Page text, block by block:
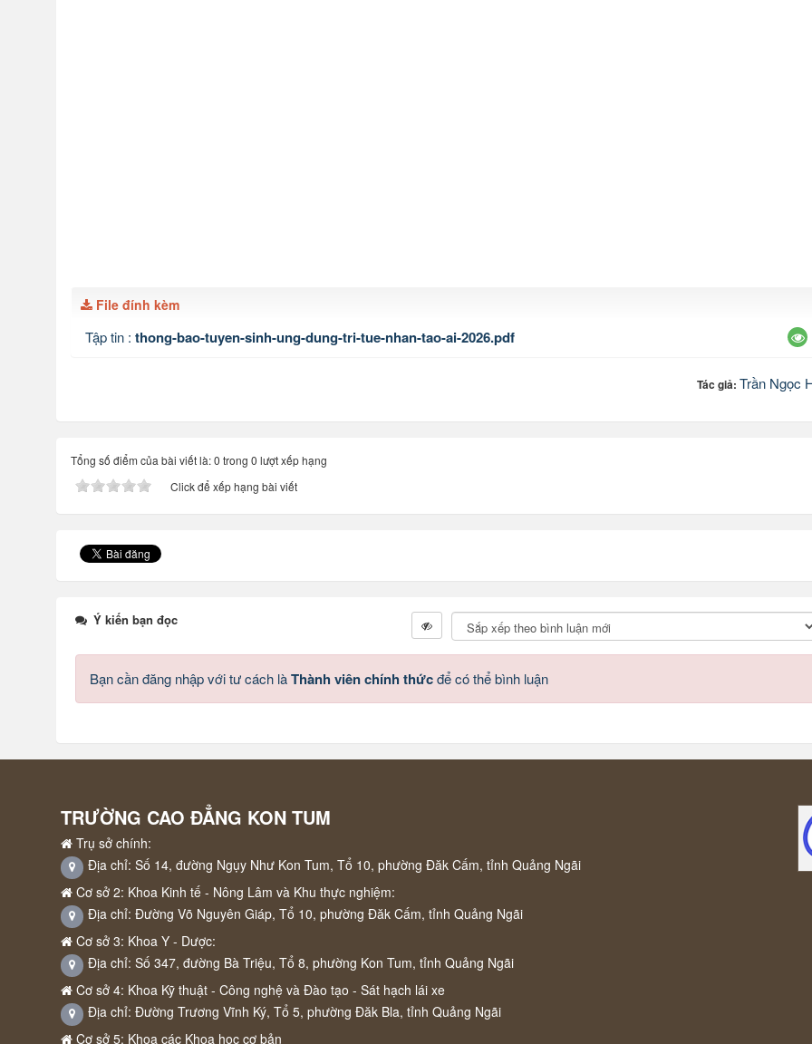
File đính kèm
Tập tin : thong-bao-tuyen-sinh-ung-dung-tri-tue-nhan-tao-ai-2026.pdf
Tác giả:Trần Ngọc
Tổng số điểm của bài viết là: 0 trong 0 lượt xếp hạng
Click để xếp hạng bài viết
Ý kiến bạn đọc
Bạn cần đăng nhập với tư cách làThành viên chính thứcđể có thể bình luận
TRƯỜNG CAO ĐẲNG KON TUM
Trụ sở chính:
Địa chỉ: Số 14, đường Ngụy Như Kon Tum, Tổ 10, phường Đăk Cấm, tỉnh Quảng Ngãi
Cơ sở 2: Khoa Kinh tế - Nông Lâm và Khu thực nghiệm:
Địa chỉ: Đường Võ Nguyên Giáp, Tổ 10, phường Đăk Cấm, tỉnh Quảng Ngãi
Cơ sở 3: Khoa Y - Dược:
Địa chỉ: Số 347, đường Bà Triệu, Tổ 8, phường Kon Tum, tỉnh Quảng Ngãi
Cơ sở 4: Khoa Kỹ thuật - Công nghệ và Đào tạo - Sát hạch lái xe
Địa chỉ: Đường Trương Vĩnh Ký, Tổ 5, phường Đăk Bla, tỉnh Quảng Ngãi
Cơ sở 5: Khoa các Khoa học cơ bản